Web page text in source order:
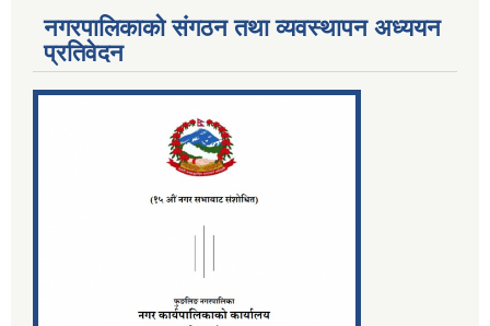
नगरपालिकाको संगठन तथा व्यवस्थापन अध्ययन
प्रतिवेदन